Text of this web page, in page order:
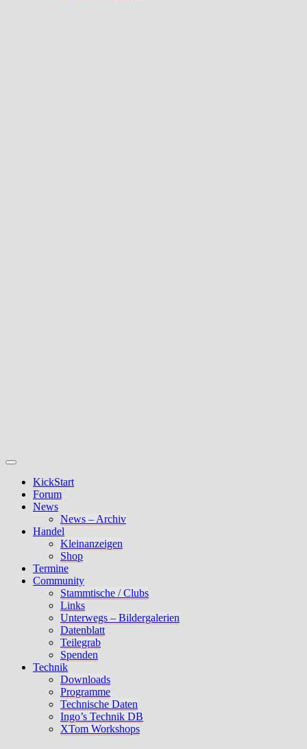
KickStart
Forum
News
News – Archiv
Handel
Kleinanzeigen
Shop
Termine
Community
Stammtische / Clubs
Links
Unterwegs – Bildergalerien
Datenblatt
Teilegrab
Spenden
Technik
Downloads
Programme
Technische Daten
Ingo’s Technik DB
XTom Workshops